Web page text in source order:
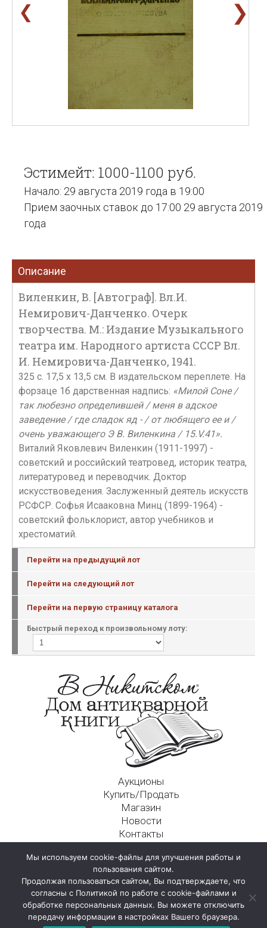
❮ ❯
Эстимейт: 1000-1100 руб.
Начало: 29 августа 2019 года в 19:00
Прием заочных ставок до 17:00 29 августа 2019
года
Описание
Виленкин, В. [Автограф]. Вл.И.
Немирович-Данченко. Очерк
творчества. М.: Издание Музыкального
театра им. Народного артиста СССР Вл.
И. Немировича-Данченко, 1941.
325 c. 17,5 x 13,5 см. В издательском переплете. На
форзаце 1б дарственная надпись: «Милой Соне /
так любезно определившей / меня в адское
заведение / где сладок яд - / от любящего ее и /
очень уважающего Э В. Виленкина / 15.V.41».
Виталий Яковлевич Виленкин (1911-1997) -
советский и российский театровед, историк театра,
литературовед и переводчик. Доктор
искусствоведения. Заслуженный деятель искусств
РСФСР. Софья Исааковна Минц (1899-1964) -
советский фольклорист, автор учебников и
хрестоматий.
Перейти на предыдущий лот
Перейти на следующий лот
Перейти на первую страницу каталога
Быстрый переход к произвольному лоту:
Аукционы
Купить/Продать
Магазин
Новости
Контакты
125009, г. Москва, Никитский пер., д. 4а, стр. 1
Мы используем cookie-файлы для улучшения работы и
пользования сайтом.
Продолжая пользоваться сайтом, Вы подтверждаете, что
согласны с Политикой по работе с cookie-файлами и
обработке персональных данных. Вы можете отключить
передачу информации в настройках Вашего браузера.